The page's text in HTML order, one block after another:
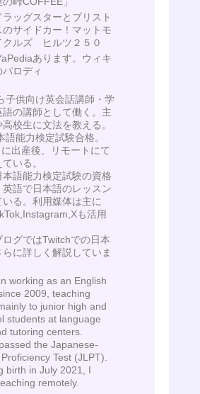
ッグスターとブリスト
のサイドカー！マットモ
クルズ ヒルツ２５０
あります。ウィキ
ロディ
子供向け英会話講師・学
語の講師として働く。主
校生に文法を教える。
語能力検定試験合格。
出産後、リモートにて
いる。
語能力検定試験の資格
英語で日本語のレッスン
いる。利用媒体は主に
も活用
ログではTwitchでの日本
に詳しく解説していま
working as an English
2009, teaching
to junior high and
students at language
tutoring centers.
the Japanese-
Test (JLPT).
birth in July 2021, I
remotely.